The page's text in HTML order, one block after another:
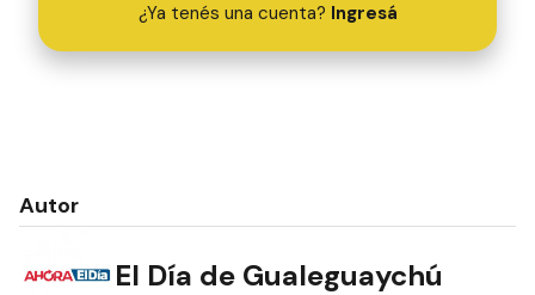
¿Ya tenés una cuenta? Ingresá
Autor
El Día de Gualeguaychú